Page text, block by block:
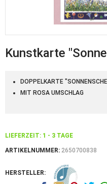
Kunstkarte
DOPPELKARTE
MIT ROSA UMSCHLAG
LIEFERZEIT: 1 - 3 TAGE
ARTIKELNUMMER: 2650700838
HERSTELLER: